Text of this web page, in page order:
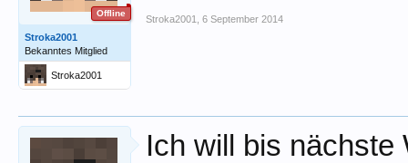
Offline
Stroka2001
Bekanntes Mitglied
Stroka2001
Stroka2001 6 September 2014
Ich will bis nächste